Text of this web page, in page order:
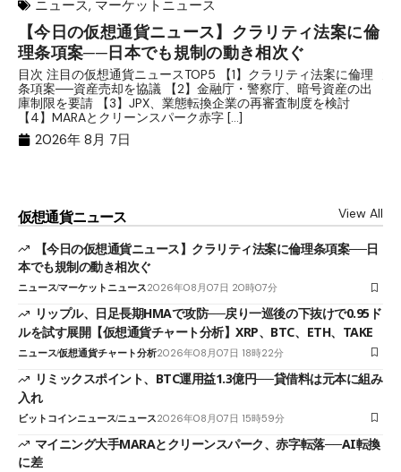
ニュース, マーケットニュース
【今日の仮想通貨ニュース】クラリティ法案に倫
理条項案──日本でも規制の動き相次ぐ
目次 注目の仮想通貨ニュースTOP5 【1】クラリティ法案に倫理
条項案──資産売却を協議 【2】金融庁・警察庁、暗号資産の出
庫制限を要請 【3】JPX、業態転換企業の再審査制度を検討
【4】MARAとクリーンスパーク赤字 […]
2026年 8月 7日
仮想通貨ニュース View All
【今日の仮想通貨ニュース】クラリティ法案に倫理条項案──日
本でも規制の動き相次ぐ
ニュースマーケットニュース2026年08月07日 20時07分
リップル、日足長期HMAで攻防──戻り一巡後の下抜けで0.95ド
ルを試す展開【仮想通貨チャート分析】XRP、BTC、ETH、TAKE
ニュース仮想通貨チャート分析2026年08月07日 18時22分
リミックスポイント、BTC運用益1.3億円──貸借料は元本に組み
入れ
ビットコインニュースニュース2026年08月07日 15時59分
マイニング大手MARAとクリーンスパーク、赤字転落──AI転換
に差